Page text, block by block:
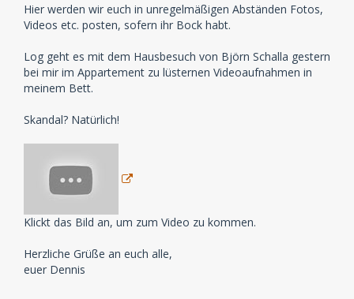
Hier werden wir euch in unregelmäßigen Abständen Fotos,
Videos etc. posten, sofern ihr Bock habt.
Log geht es mit dem Hausbesuch von Björn Schalla gestern
bei mir im Appartement zu lüsternen Videoaufnahmen in
meinem Bett.
Skandal? Natürlich!
Klickt das Bild an, um zum Video zu kommen.
Herzliche Grüße an euch alle,
euer Dennis